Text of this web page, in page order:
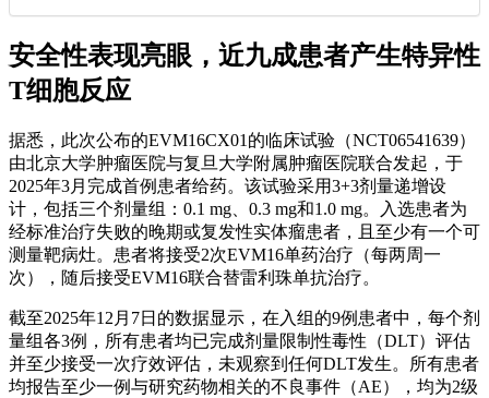
安全性表现亮眼，近九成患者产生特异性
T细胞反应
据悉，此次公布的EVM16CX01的临床试验（NCT06541639）
由北京大学肿瘤医院与复旦大学附属肿瘤医院联合发起，于
2025年3月完成首例患者给药。该试验采用3+3剂量递增设
计，包括三个剂量组：0.1 mg、0.3 mg和1.0 mg。入选患者为
经标准治疗失败的晚期或复发性实体瘤患者，且至少有一个可
测量靶病灶。患者将接受2次EVM16单药治疗（每两周一
次），随后接受EVM16联合替雷利珠单抗治疗。
截至2025年12月7日的数据显示，在入组的9例患者中，每个剂
量组各3例，所有患者均已完成剂量限制性毒性（DLT）评估
并至少接受一次疗效评估，未观察到任何DLT发生。所有患者
均报告至少一例与研究药物相关的不良事件（AE），均为2级